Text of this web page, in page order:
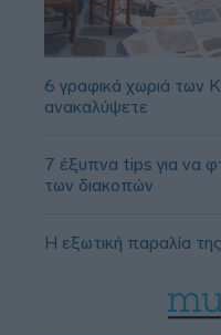
6 γραφικά χωριά των
ανακαλύψετε
7 έξυπνα tips για να
των διακοπών
Η εξωτική παραλία